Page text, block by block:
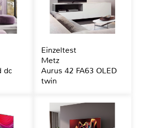
dc
Einzeltest
Metz
Aurus 42 FA63 OLED
twin